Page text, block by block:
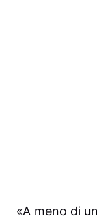
«A meno di